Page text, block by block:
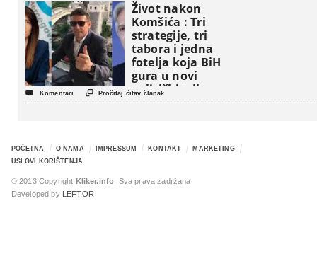
Život nakon
Komšića : Tri
strategije, tri
tabora i jedna
fotelja koja BiH
gura u novi
politički triler
 Komentari  Pročitaj čitav članak
POČETNA O NAMA IMPRESSUM KONTAKT
MARKETING
USLOVI KORIŠTENJA
© 2013 Copyright Kliker.info . Sva prava zadržana.
Developed by
LEFTOR